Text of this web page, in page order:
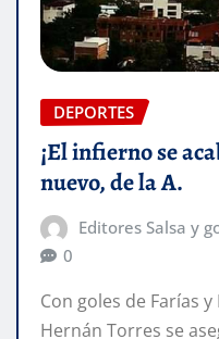
DEPORTES
¡El infierno se
nuevo, de la A.
Editores Salsa y
0
Con goles de Farías
Hernán Torres se